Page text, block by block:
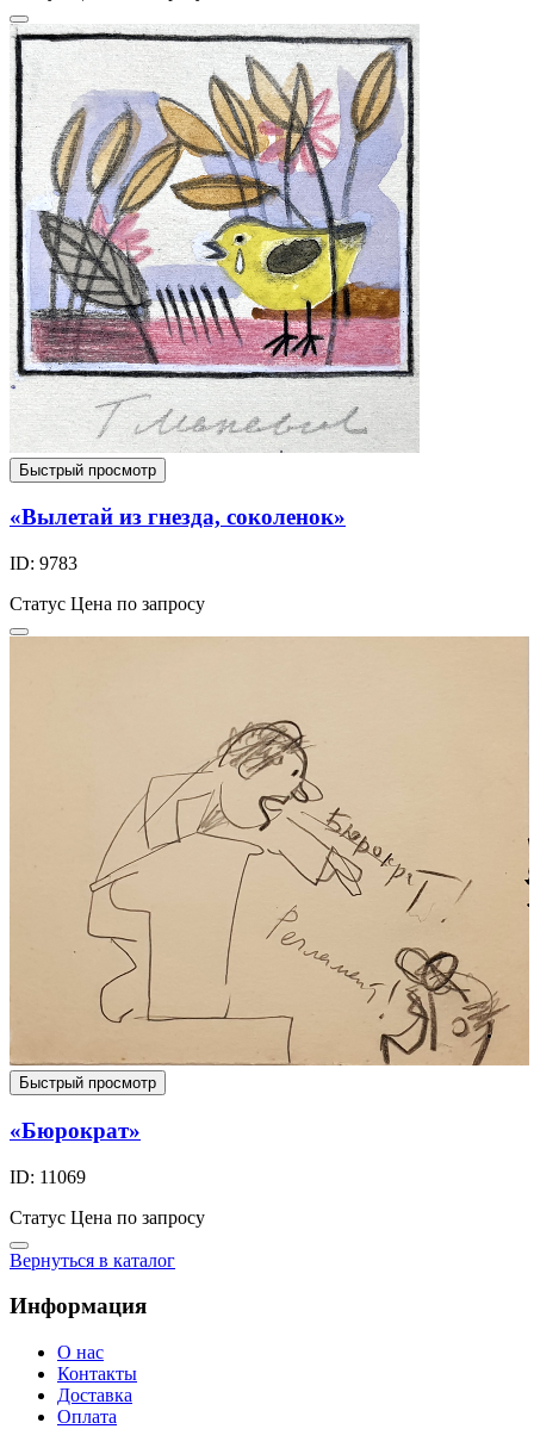
Быстрый просмотр
«Вылетай из гнезда, соколенок»
ID: 9783
Статус Цена по запросу
Быстрый просмотр
«Бюрократ»
ID: 11069
Статус Цена по запросу
Вернуться в каталог
Информация
О нас
Контакты
Доставка
Оплата